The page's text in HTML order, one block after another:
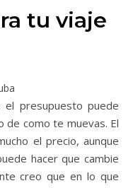
tu viaje
el presupuesto puede
de como te muevas. El
el precio, aunque
hacer que cambie
creo que en lo que